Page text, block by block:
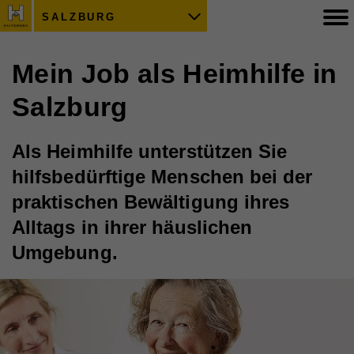
SALZBURG
Mein Job als Heimhilfe in
Salzburg
Als Heimhilfe unterstützen Sie
hilfsbedürftige Menschen bei der
praktischen Bewältigung ihres
Alltags in ihrer häuslichen
Umgebung.